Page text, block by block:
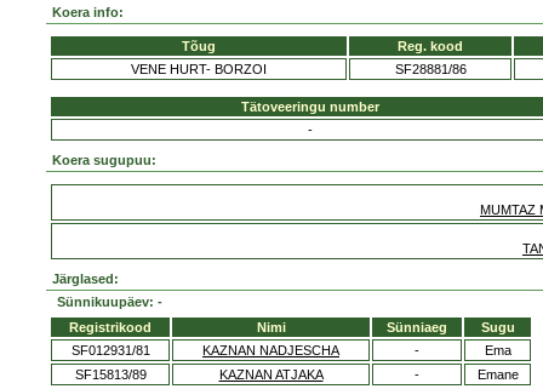
Koera info:
Tõug
Reg. kood
VENE HURT- BORZOI
SF28881/86
Tätoveeringu number
-
Koera sugupuu:
MUMTAZ
Järglased:
Sünnikuupäev: -
Registrikood
Nimi Sünniaeg
Sugu
SF012931/81
KAZNAN NADJESCHA -
Ema
SF15813/89
KAZNAN ATJAKA - Emane